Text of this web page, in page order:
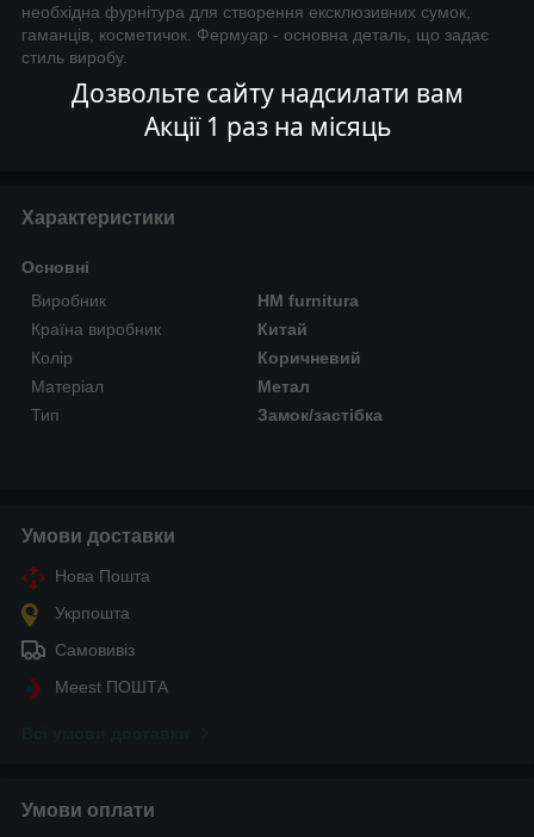
Дозвольте сайту надсилати вам
Акції 1 раз на місяць
необхідна фурнітура для створення ексклюзивних сумок,
гаманців, косметичок. Фермуар - основна деталь, що задає
стиль виробу.
Характеристики
Основні
Виробник
HM furnitura
Країна виробник
Китай
Колір
Коричневий
Матеріал
Метал
Тип
Замок/застібка
Умови доставки
Нова Пошта
Укрпошта
Самовивіз
Meest ПОШТА
Умови оплати